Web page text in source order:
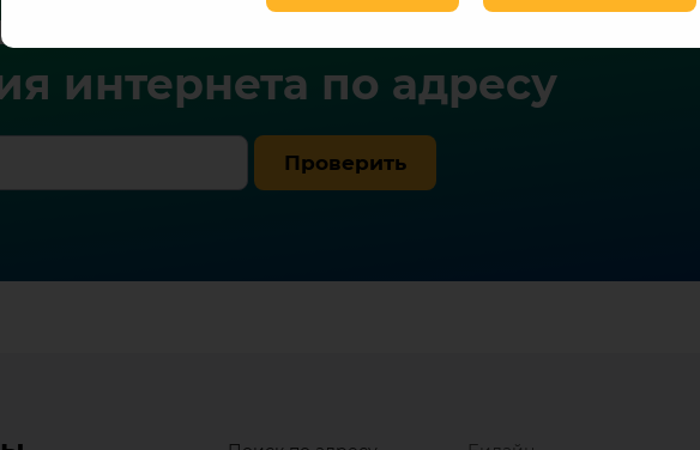
интернета по адресу
Проверить